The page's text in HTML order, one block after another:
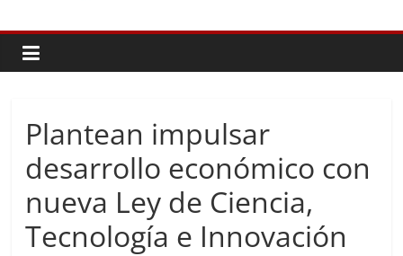
Plantean impulsar
desarrollo económico con
nueva Ley de Ciencia,
Tecnología e Innovación